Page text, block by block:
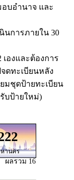
บอำนาจ และ
นการภายใน 30
องและต้องการ
ดทะเบียนหลัง
มชุดป้ายทะเบียน
บป้ายใหม่)
หานคร
ผลรวม 16